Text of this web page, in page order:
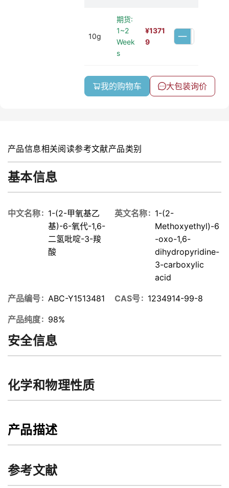
10g
期货:
1~2
Week
s
¥1371
9
我的购物车 大包装询价
产品信息相关阅读参考文献产品类别
基本信息
中文名称
1-(2-甲氧基乙
基)-6-氧代-1,6-
二氢吡啶-3-羧
酸
英文名称
1-(2-
Methoxyethyl)-6
-oxo-1,6-
dihydropyridine-
3-carboxylic
acid
产品编号 ABC-Y1513481 CAS号 1234914-99-8
产品纯度 98%
安全信息
化学和物理性质
产品描述
参考文献